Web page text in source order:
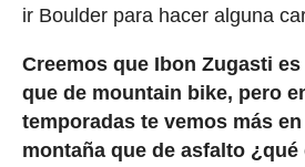
ir Boulder para hacer alguna
Creemos que Ibon Zugasti
que de mountain bike, pero
temporadas te vemos más
montaña que de asfalto ¿qué